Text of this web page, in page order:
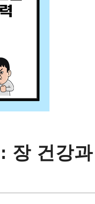
장 건강